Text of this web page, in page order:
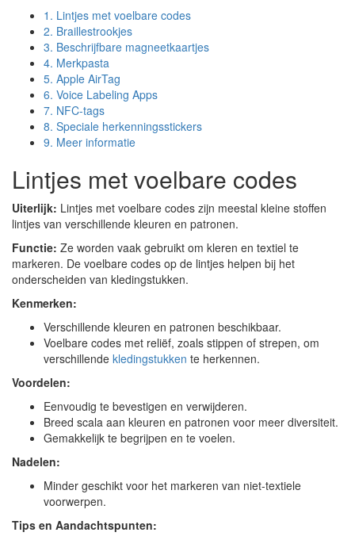
1. Lintjes met voelbare codes
2. Braillestrookjes
3. Beschrijfbare magneetkaartjes
4. Merkpasta
5. Apple AirTag
6. Voice Labeling Apps
7. NFC-tags
8. Speciale herkenningsstickers
9. Meer informatie
Lintjes met voelbare codes
Uiterlijk: Lintjes met voelbare codes zijn meestal kleine stoffen
lintjes van verschillende kleuren en patronen.
Functie: Ze worden vaak gebruikt om kleren en textiel te
markeren. De voelbare codes op de lintjes helpen bij het
onderscheiden van kledingstukken.
Kenmerken:
Verschillende kleuren en patronen beschikbaar.
Voelbare codes met reliëf, zoals stippen of strepen, om
verschillende kledingstukken te herkennen.
Voordelen:
Eenvoudig te bevestigen en verwijderen.
Breed scala aan kleuren en patronen voor meer diversiteit.
Gemakkelijk te begrijpen en te voelen.
Nadelen:
Minder geschikt voor het markeren van niet-textiele
voorwerpen.
Tips en Aandachtspunten: